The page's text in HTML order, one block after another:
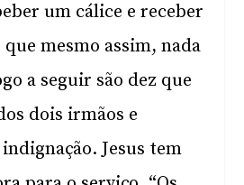
um cálice e receber
mesmo assim, nada
a seguir são dez que
dois irmãos e
Jesus tem